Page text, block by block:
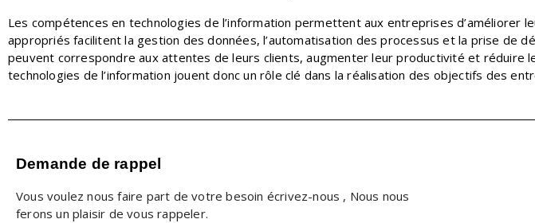
Les compétences en technologies de l’information permettent aux entreprises d’améliorer
appropriés facilitent la gestion des données, l’automatisation des processus et la prise de
peuvent correspondre aux attentes de leurs clients, augmenter leur productivité et réduire
technologies de l’information jouent donc un rôle clé dans la réalisation des objectifs des
Demande de rappel
Vous voulez nous faire part de votre besoin écrivez-nous , Nous nous
ferons un plaisir de vous rappeler.